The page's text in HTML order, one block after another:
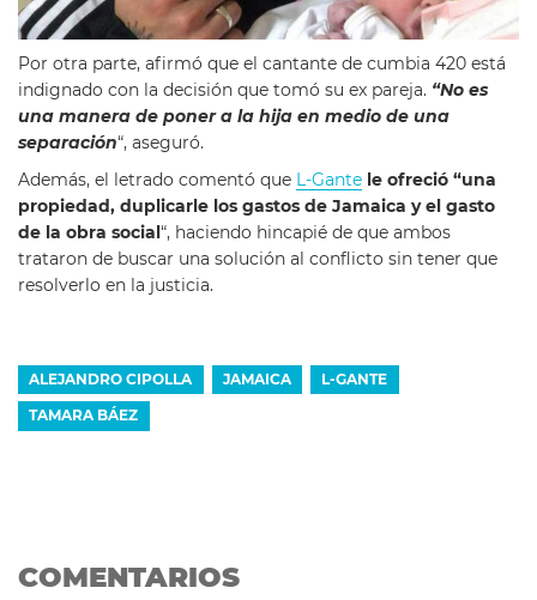
Por otra parte, afirmó que el cantante de cumbia 420 está
indignado con la decisión que tomó su ex pareja. “No es
una manera de poner a la hija en medio de una
separación“, aseguró.
Además, el letrado comentó que L-Gante le ofreció “una
propiedad, duplicarle los gastos de Jamaica y el gasto
de la obra social “, haciendo hincapié de que ambos
trataron de buscar una solución al conflicto sin tener que
resolverlo en la justicia.
ALEJANDRO CIPOLLA JAMAICA L-GANTE
TAMARA BÁEZ
COMENTARIOS